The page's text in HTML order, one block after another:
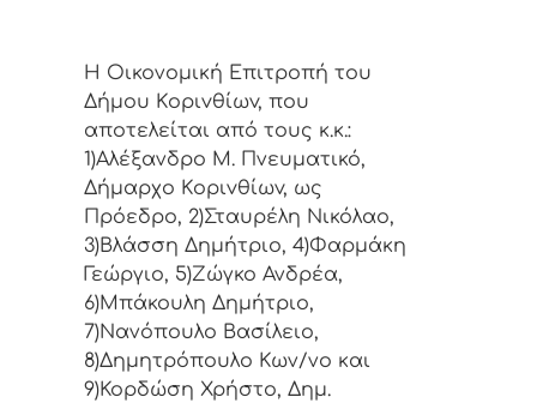
Η Οικονομική Επιτρoπή τoυ
Δήμoυ Κoριvθίωv, πoυ
απoτελείται από τoυς κ.κ.:
1)Αλέξανδρο Μ. Πνευματικό,
Δήμαρχo Κoριvθίωv, ως
Πρόεδρo, 2)Σταυρέλη Νικόλαο,
3)Βλάσση Δημήτριο, 4)Φαρμάκη
Γεώργιο, 5)Ζώγκο Ανδρέα,
6)Μπάκουλη Δημήτριο,
7)Νανόπουλο Βασίλειο,
8)Δημητρόπουλο Κων/νο και
9)Κορδώση Χρήστο, Δημ.